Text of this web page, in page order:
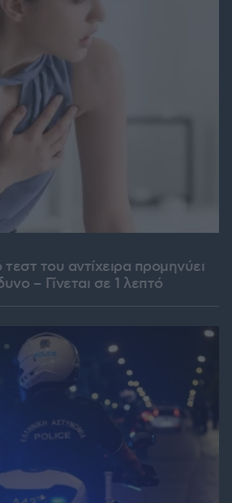
του αντίχειρα προμηνύει
– Γίνεται σε 1 λεπτό